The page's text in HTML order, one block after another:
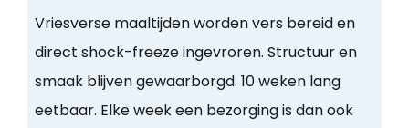
Vriesverse maaltijden worden vers bereid en
direct shock-freeze ingevroren. Structuur en
smaak blijven gewaarborgd. 10 weken lang
eetbaar. Elke week een bezorging is dan ook